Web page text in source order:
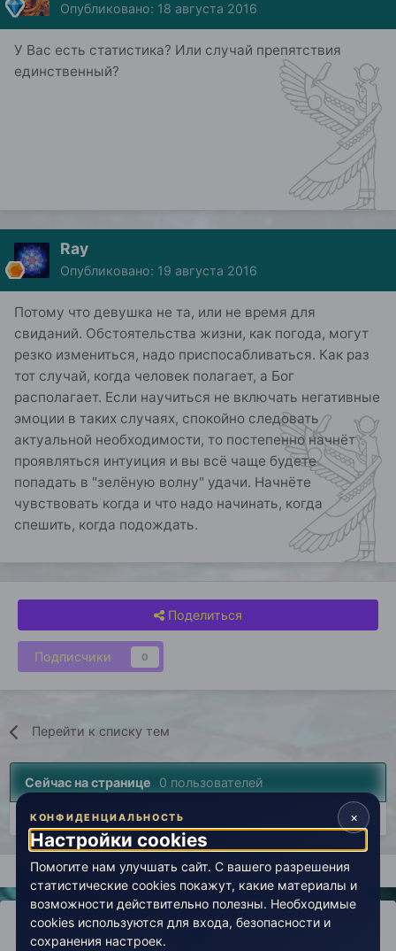
Опубликовано: 18 августа 2016
У Вас есть статистика? Или случай препятствия
единственный?
Ray
Опубликовано: 19 августа 2016
Потому что девушка не та, или не время для
свиданий. Обстоятельства жизни, как погода, могут
резко измениться, надо приспосабливаться. Как раз
тот случай, когда человек полагает, а Бог
располагает. Если научиться не включать негативные
эмоции в таких случаях, спокойно следовать
актуальной необходимости, то постепенно начнёт
проявляться интуиция и вы всё чаще будете
попадать в "зелёную волну" удачи. Начнёте
чувствовать когда и что надо начинать, когда
спешить, когда подождать.
Поделиться
Подписчики 0
Перейти к списку тем
Сейчас на странице 0 пользователей
Нет пользователей, просматривающих эту страницу.
Главная Лаборатория История Врата в эзотерику
×
КОНФИДЕНЦИАЛЬНОСТЬ
Настройки cookies
Помогите нам улучшать сайт. С вашего разрешения
статистические cookies покажут, какие материалы и
возможности действительно полезны. Необходимые
cookies используются для входа, безопасности и
сохранения настроек.